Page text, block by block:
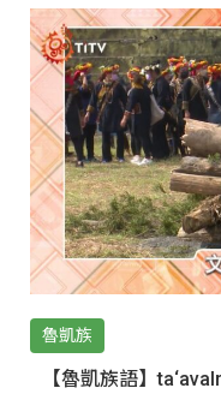
魯凱族
【魯凱族語】